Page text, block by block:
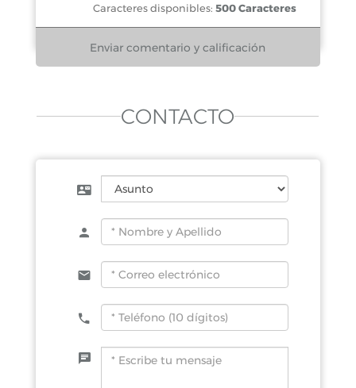
Caracteres disponibles: 500 Caracteres
CONTACTO